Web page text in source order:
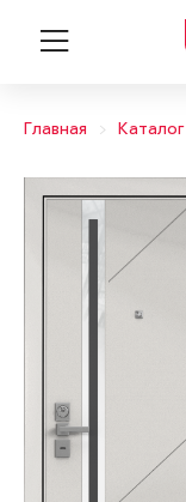
Главная Каталог